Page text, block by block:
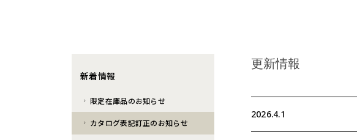
更新情報
2026.4.1
新着情報
限定在庫品のお知らせ
カタログ表記訂正のお知らせ